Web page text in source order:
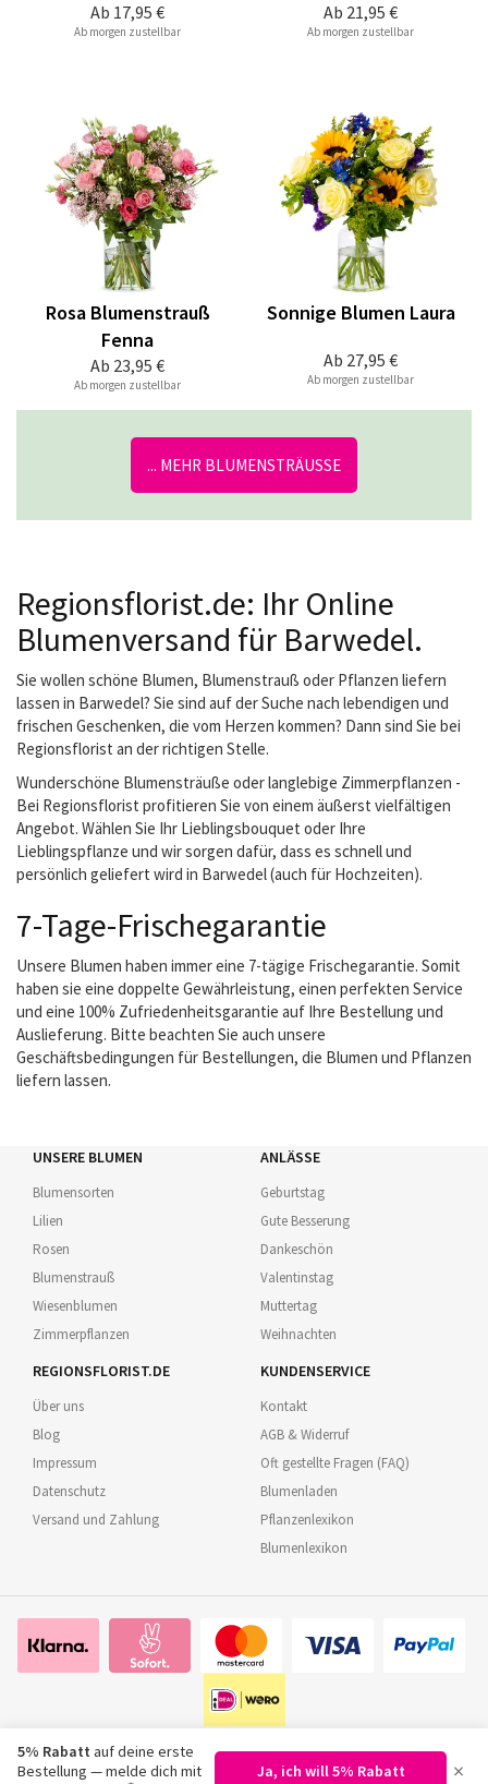
Ab 17,95 €
Ab morgen zustellbar
Ab 21,95 €
Ab morgen zustellbar
Ab 23,95 €
Rosa Blumenstrauß
Fenna
Ab morgen zustellbar
Ab 27,95 €
Sonnige Blumen Laura
Ab morgen zustellbar
... MEHR BLUMENSTRÄUSSE
Regionsflorist.de: Ihr Online
Blumenversand für Barwedel.
Sie wollen schöne Blumen, Blumenstrauß oder Pflanzen liefern
lassen in Barwedel? Sie sind auf der Suche nach lebendigen und
frischen Geschenken, die vom Herzen kommen? Dann sind Sie bei
Regionsflorist an der richtigen Stelle.
Wunderschöne Blumensträuße oder langlebige Zimmerpflanzen -
Bei Regionsflorist profitieren Sie von einem äußerst vielfältigen
Angebot. Wählen Sie Ihr Lieblingsbouquet oder Ihre
Lieblingspflanze und wir sorgen dafür, dass es schnell und
persönlich geliefert wird in Barwedel (auch für Hochzeiten).
7-Tage-Frischegarantie
Unsere Blumen haben immer eine 7-tägige Frischegarantie. Somit
haben sie eine doppelte Gewährleistung, einen perfekten Service
und eine 100% Zufriedenheitsgarantie auf Ihre Bestellung und
Auslieferung. Bitte beachten Sie auch unsere
Geschäftsbedingungen für Bestellungen, die Blumen und Pflanzen
liefern lassen.
UNSERE BLUMEN
Blumensorten
Lilien
Rosen
Blumenstrauß
Wiesenblumen
Zimmerpflanzen
ANLÄSSE
Geburtstag
Gute Besserung
Dankeschön
Valentinstag
Muttertag
Weihnachten
REGIONSFLORIST.DE
Über uns
Blog
Impressum
Datenschutz
Versand und Zahlung
KUNDENSERVICE
Kontakt
AGB & Widerruf
Oft gestellte Fragen (FAQ)
Blumenladen
Pflanzenlexikon
Blumenlexikon
5% Rabatt auf deine erste
Bestellung — melde dich mit
Ja, ich will 5% Rabatt ×